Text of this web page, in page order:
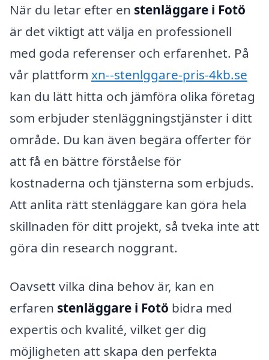
När du letar efter en stenläggare i Fotö
är det viktigt att välja en professionell
med goda referenser och erfarenhet. På
vår plattform xn--stenlggare-pris-4kb.se
kan du lätt hitta och jämföra olika företag
som erbjuder stenläggningstjänster i ditt
område. Du kan även begära offerter för
att få en bättre förståelse för
kostnaderna och tjänsterna som erbjuds.
Att anlita rätt stenläggare kan göra hela
skillnaden för ditt projekt, så tveka inte att
göra din research noggrant.
Oavsett vilka dina behov är, kan en
erfaren stenläggare i Fotö bidra med
expertis och kvalité, vilket ger dig
möjligheten att skapa den perfekta